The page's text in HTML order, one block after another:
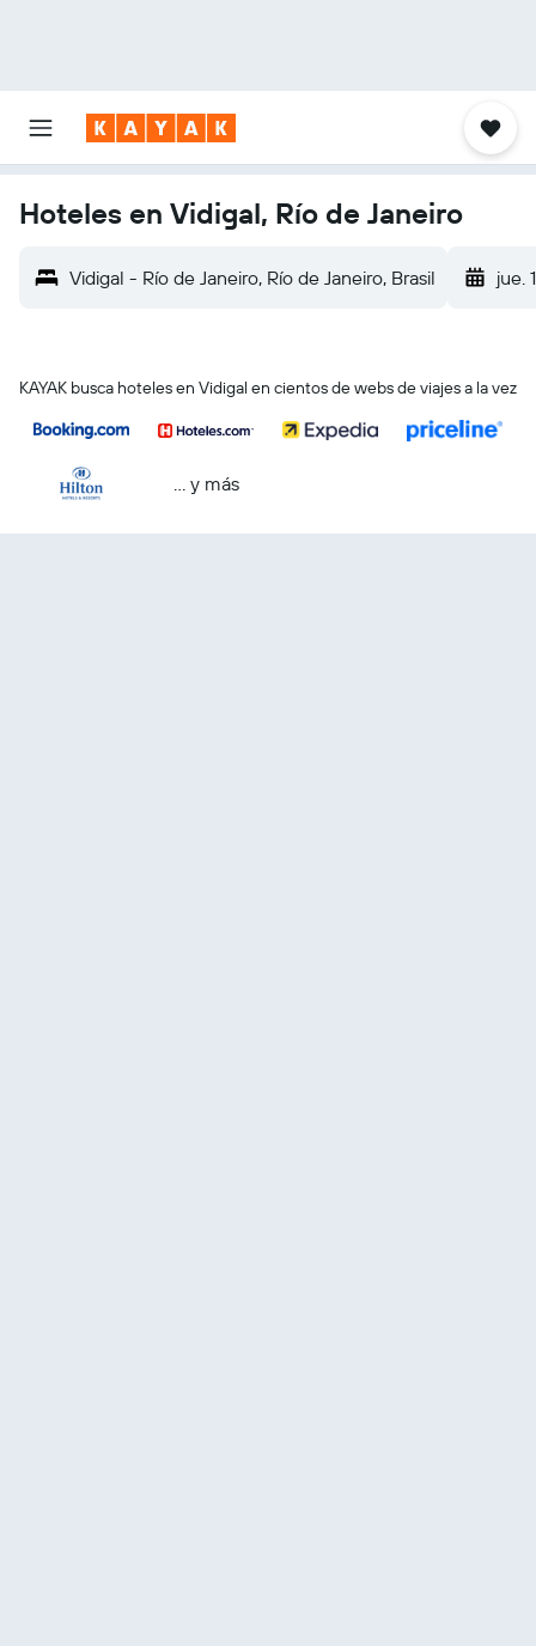
Hoteles en Vidigal, Río de Janeiro
Vidigal - Río de Janeiro, Río de Janeiro, Brasil jue.
KAYAK busca hoteles en Vidigal en cientos de webs de viajes a la vez
… y más